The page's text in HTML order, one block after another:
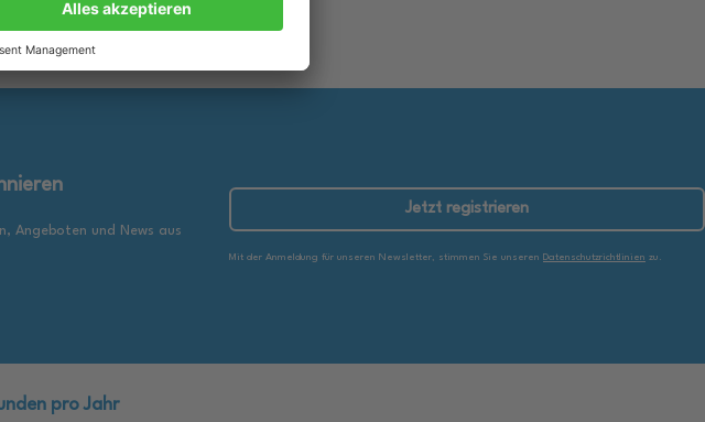
Angeboten und News aus
Jetzt registrieren
Mit der Anmeldung für unseren Newsletter, stimmen Sie unseren Datenschutzrichtlinien zu.
pro Jahr